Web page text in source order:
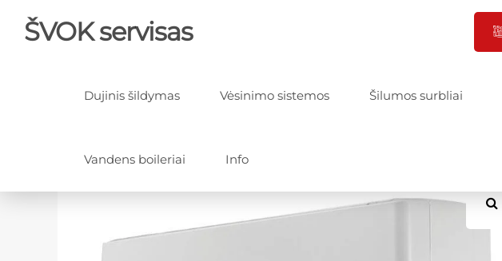
ŠVOK servisas
Dujinis šildymas Vėsinimo sistemos Šilumos surbliai
Vandens boileriai Info